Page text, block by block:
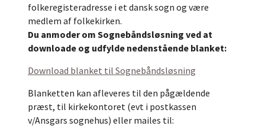
folkeregisteradresse i et dansk sogn og være
medlem af folkekirken.
Du anmoder om Sognebåndsløsning ved at
downloade og udfylde nedenstående blanket:
Download blanket til Sognebåndsløsning
Blanketten kan afleveres til den pågældende
præst, til kirkekontoret (evt i postkassen
v/Ansgars sognehus) eller mailes til: